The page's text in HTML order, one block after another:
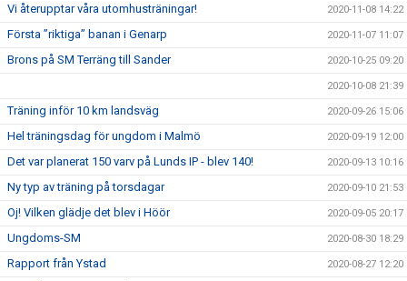
Vi återupptar våra utomhusträningar! 2020-11-08 14:22
Första ”riktiga” banan i Genarp 2020-11-07 11:07
Brons på SM Terräng till Sander 2020-10-25 09:20
2020-10-08 21:39
Träning inför 10 km landsväg 2020-09-26 15:06
Hel träningsdag för ungdom i Malmö 2020-09-19 12:00
Det var planerat 150 varv på Lunds IP - blev 140! 2020-09-13 10:16
Ny typ av träning på torsdagar 2020-09-10 21:53
Oj! Vilken glädje det blev i Höör 2020-09-05 20:17
Ungdoms-SM 2020-08-30 18:29
Rapport från Ystad 2020-08-27 12:20